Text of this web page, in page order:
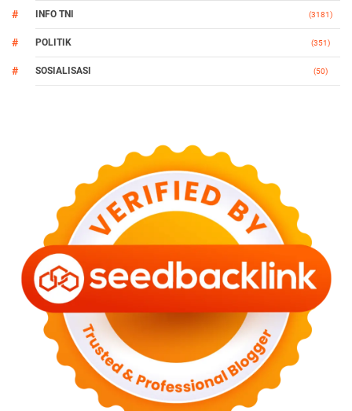
INFO TNI (3181)
POLITIK (351)
SOSIALISASI (50)